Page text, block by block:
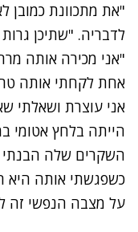
"את מתכוונת כמובן
לדבריה. "שתיכן
"אני מכירה אותה
אחת לקחתי אותה
אני עוצרת ושאלתי
הייתה בלחץ אטומי
השקרים שלה
כשפגשתי אותה היא
על מצבה הנפשי זה